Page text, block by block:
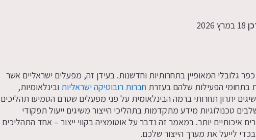
כפר גלובלי המאופיין בתחרותיות וחדשנות. בעידן זה, מפעלים ישראליים אשר
בתחומי הפעילות שלהם בעזרת חברות רובוטיקה ישראליות ובינלאומיות,
יתרון תחרותי ברמה הבינלאומית על פני מפעלים שטרם הטמיעו תהליכים
טכנולוגיות מידע מתקדמות בתהליכי הייצור משיגים ייעול תפקודי
איכותיים יותר. במאמר זה נדבר על אוטומציה בקווי ייצור – אחד התהליכים
לייעל את מערך הייצור שלכם.